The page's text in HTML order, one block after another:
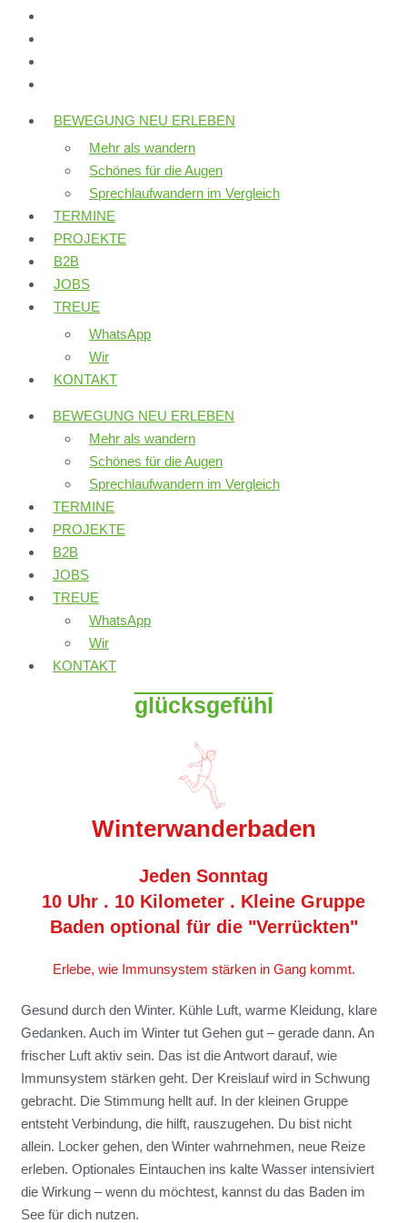
BEWEGUNG NEU ERLEBEN
Mehr als wandern
Schönes für die Augen
Sprechlaufwandern im Vergleich
TERMINE
PROJEKTE
B2B
JOBS
TREUE
WhatsApp
Wir
KONTAKT
BEWEGUNG NEU ERLEBEN
Mehr als wandern
Schönes für die Augen
Sprechlaufwandern im Vergleich
TERMINE
PROJEKTE
B2B
JOBS
TREUE
WhatsApp
Wir
KONTAKT
glücksgefühl
Winterwanderbaden
Jeden Sonntag
10 Uhr . 10 Kilometer . Kleine Gruppe
Baden optional für die "Verrückten"
Erlebe, wie Immunsystem stärken in Gang kommt.
Gesund durch den Winter. Kühle Luft, warme Kleidung, klare
Gedanken. Auch im Winter tut Gehen gut – gerade dann. An
frischer Luft aktiv sein. Das ist die Antwort darauf, wie
Immunsystem stärken geht. Der Kreislauf wird in Schwung
gebracht. Die Stimmung hellt auf. In der kleinen Gruppe
entsteht Verbindung, die hilft, rauszugehen. Du bist nicht
allein. Locker gehen, den Winter wahrnehmen, neue Reize
erleben. Optionales Eintauchen ins kalte Wasser intensiviert
die Wirkung – wenn du möchtest, kannst du das Baden im
See für dich nutzen.